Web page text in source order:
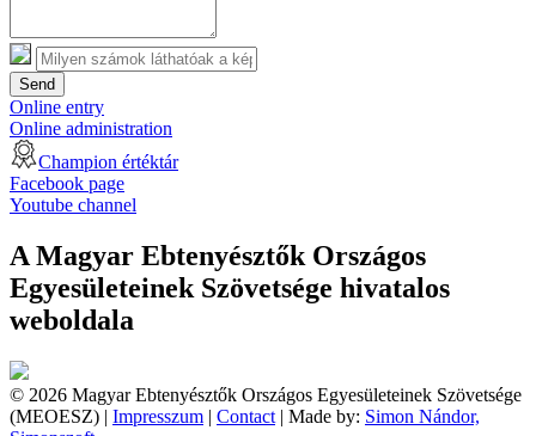
Send
Online entry
Online administration
Champion értéktár
Facebook page
Youtube channel
A Magyar Ebtenyésztők Országos
Egyesületeinek Szövetsége hivatalos
weboldala
© 2026 Magyar Ebtenyésztők Országos Egyesületeinek Szövetsége
(MEOESZ) | Impresszum | Contact | Made by: Simon Nándor,